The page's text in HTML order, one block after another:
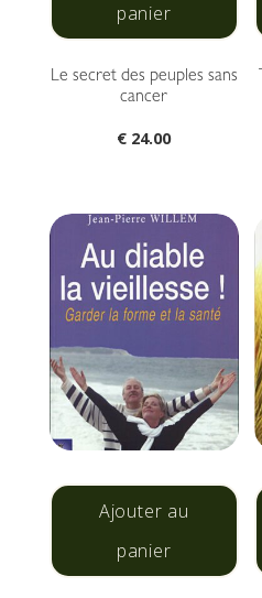
panier
Le secret des peuples sans
cancer
€ 24.00
Ajouter au
panier